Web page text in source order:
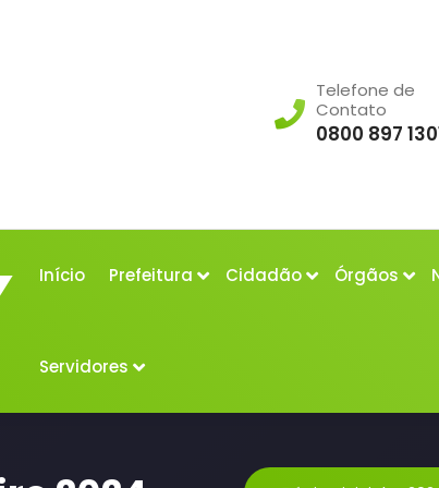
Telefone de
Contato
0800 897
Início Prefeitura Cidadão Órgãos
Servidores